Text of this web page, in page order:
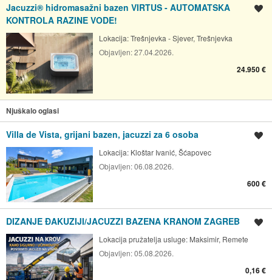
Jacuzzi® hidromasažni bazen VIRTUS - AUTOMATSKA
KONTROLA RAZINE VODE!
Lokacija:Trešnjevka - Sjever, Trešnjevka
Objavljen:27.04.2026.
24.950 €
Njuškalo oglasi
Villa de Vista, grijani bazen, jacuzzi za 6 osoba
Lokacija: Kloštar Ivanić, Šćapovec
Objavljen:06.08.2026.
600 €
DIZANJE ÐAKUZIJI/JACUZZI BAZENA KRANOM ZAGREB
Lokacija pružatelja usluge: Maksimir, Remete
Objavljen:05.08.2026.
0,16 €